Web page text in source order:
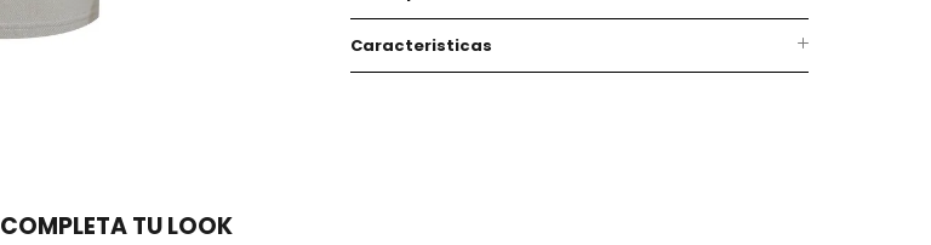
Caracteristicas
COMPLETA TU LOOK